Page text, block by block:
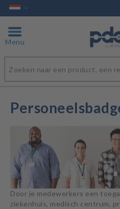
Menu
Door je medewerkers een
ziekenhuis, medisch centrum,